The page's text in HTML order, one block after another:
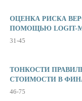
ОЦЕНКА РИСКА
ПОМОЩЬЮ LOGIT-
31-45
ТОНКОСТИ
СТОИМОСТИ В
46-75